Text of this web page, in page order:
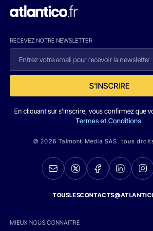
RECEVEZ NOTRE NEWSLETTER
S'INSCRIRE
En cliquant sur s'inscrire, vous confirmez que
Termes et Conditions
© 2026 Talmont Media SAS. tous
MIEUX NOUS CONNAITRE